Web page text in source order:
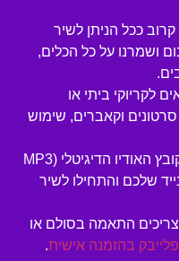
קרוב ככל הניתן לשיר
ושמרנו על כל הכלים,
לקריוקי ביתי או
סרטונים וקאברים, שימוש
הורידו את קובץ האודיו הדיגיטלי (MP3
שלכם והתחילו לשיר
התאמה בסולם או
פלייבק בהזמנה אישית.